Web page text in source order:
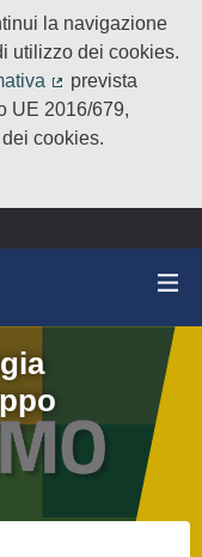
la navigazione
utilizzo dei cookies.
(Collegamento
prevista
UE 2016/679,
cookies.